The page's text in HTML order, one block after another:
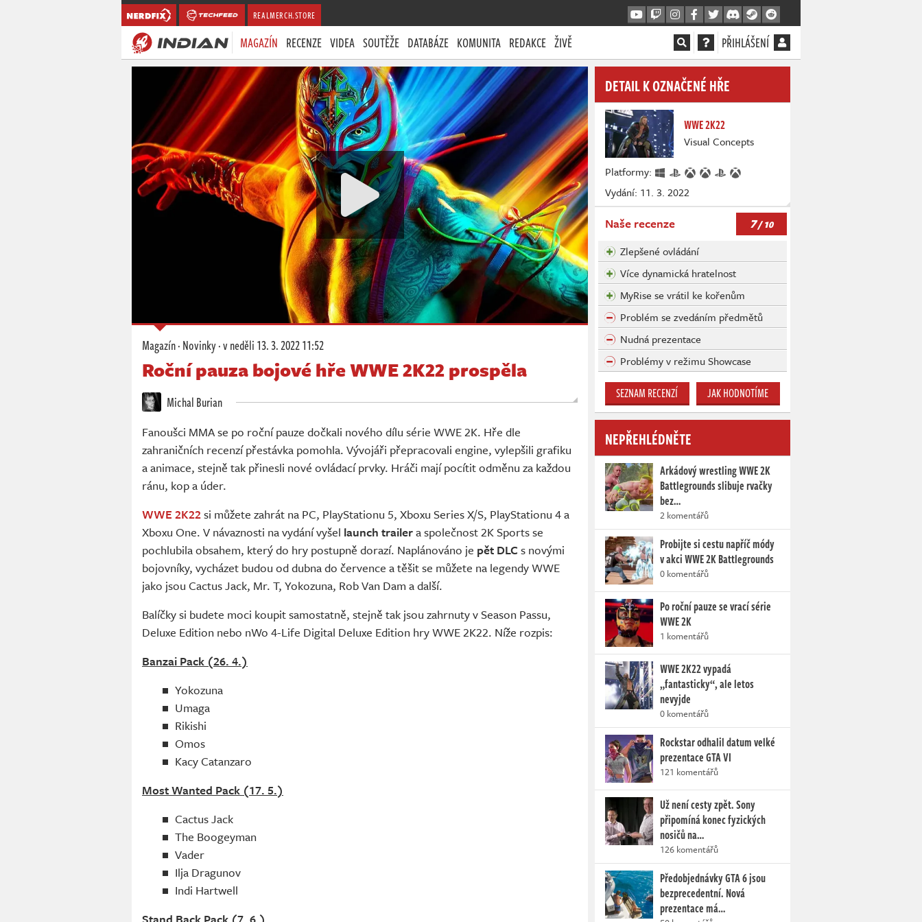
REALMERCH.STORE
MAGAZÍN RECENZE VIDEA SOUTĚŽE DATABÁZE KOMUNITA REDAKCE ŽIVĚ PŘIHLÁŠENÍ
Magazín·Novinky·v neděli13. 3. 2022 11:52
Roční pauza bojové hře WWE 2K22 prospěla
Michal Burian
Fanoušci MMA se po roční pauze dočkali nového dílu série WWE 2K. Hře dle
zahraničních recenzí přestávka pomohla. Vývojáři přepracovali engine, vylepšili grafiku
a animace, stejně tak přinesli nové ovládací prvky. Hráči mají pocítit odměnu za každou
ránu, kop a úder.
WWE 2K22si můžete zahrát na PC, PlayStationu 5, Xboxu Series X/S, PlayStationu 4 a
Xboxu One. V návaznosti na vydání vyšel launch trailera společnost 2K Sports se
pochlubila obsahem, který do hry postupně dorazí. Naplánováno je pět DLC s novými
bojovníky, vycházet budou od dubna do července a těšit se můžete na legendy WWE
jako jsou Cactus Jack, Mr. T, Yokozuna, Rob Van Dam a další.
Balíčky si budete moci koupit samostatně, stejně tak jsou zahrnuty v Season Passu,
Deluxe Edition nebo nWo 4-Life Digital Deluxe Edition hry WWE 2K22. Níže rozpis:
Banzai Pack (26. 4.)
Yokozuna
Umaga
Rikishi
Omos
Kacy Catanzaro
Most Wanted Pack (17. 5.)
Cactus Jack
The Boogeyman
Vader
Ilja Dragunov
Indi Hartwell
DETAIL K OZNAČENÉ HŘE
WWE 2K22
Visual Concepts
Platformy:
Vydání: 11. 3. 2022
Naše recenze 7/ 10
Zlepšené ovládání
Více dynamická hratelnost
MyRise se vrátil ke kořenům
Problém se zvedáním předmětů
Nudná prezentace
Problémy v režimu Showcase
SEZNAM RECENZÍ JAK HODNOTÍME
NEPŘEHLÉDNĚTE
Arkádový wrestling WWE 2K
Battlegrounds slibuje rvačky
bez…
2 komentářů
Probijte si cestu napříč módy
v akci WWE 2K Battlegrounds
0 komentářů
Po roční pauze se vrací série
WWE 2K
1 komentářů
WWE 2K22 vypadá
„fantasticky“, ale letos
nevyjde
0 komentářů
Rockstar odhalil datum velké
prezentace GTA VI
121 komentářů
Už není cesty zpět. Sony
připomíná konec fyzických
nosičů na…
126 komentářů
Předobjednávky GTA 6 jsou
bezprecedentní. Nová
prezentace má…